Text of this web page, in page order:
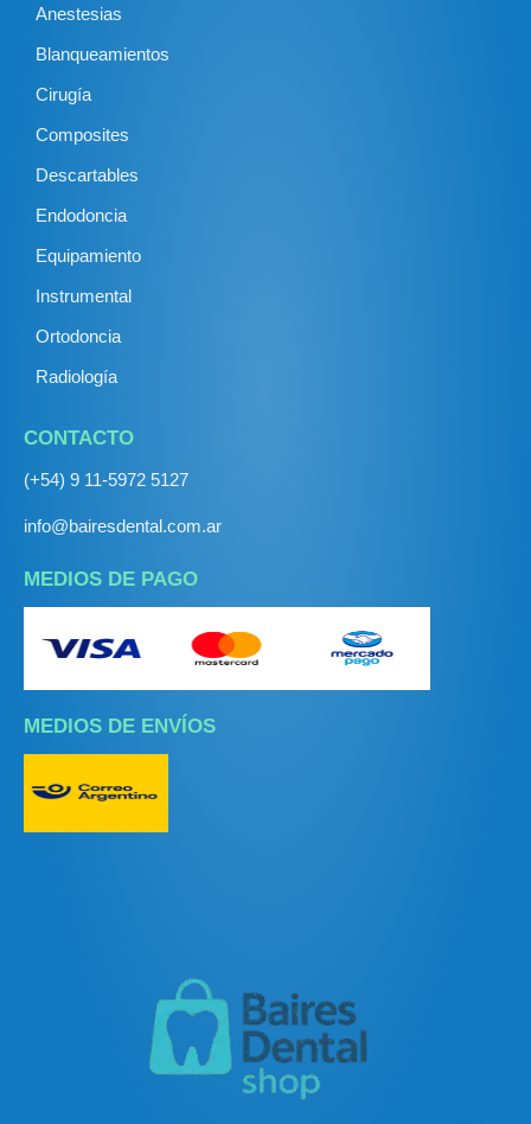
Anestesias
Blanqueamientos
Cirugía
Composites
Descartables
Endodoncia
Equipamiento
Instrumental
Ortodoncia
Radiología
CONTACTO
(+54) 9 11-5972 5127
info@bairesdental.com.ar
MEDIOS DE PAGO
MEDIOS DE ENVÍOS